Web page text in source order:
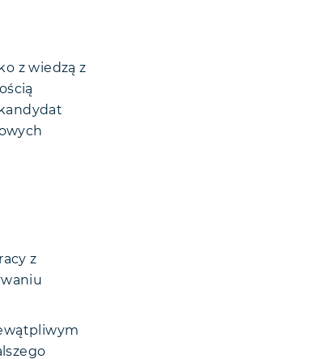
z wiedzą z
z